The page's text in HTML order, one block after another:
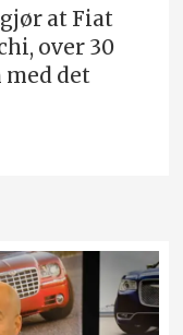
at Fiat
over 30
det